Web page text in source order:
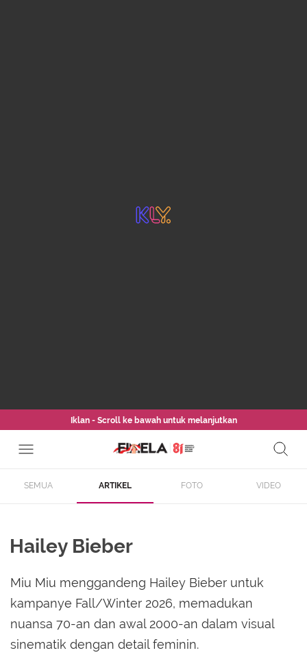
Iklan - Scroll ke bawah untuk melanjutkan
SEMUA ARTIKEL FOTO VIDEO
Hailey Bieber
Miu Miu menggandeng Hailey Bieber untuk
kampanye Fall/Winter 2026, memadukan
nuansa 70-an dan awal 2000-an dalam visual
sinematik dengan detail feminin.